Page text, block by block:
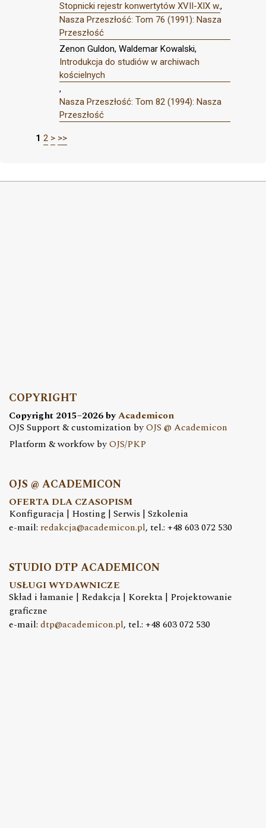
Stopnicki rejestr konwertytów XVII-XIX w.,
Nasza Przeszłość: Tom 76 (1991): Nasza
Przeszłość
Zenon Guldon, Waldemar Kowalski,
Introdukcja do studiów w archiwach
kościelnych
,
Nasza Przeszłość: Tom 82 (1994): Nasza
Przeszłość
1 2 > >>
COPYRIGHT
Copyright 2015–2026 byAcademicon
OJS Support & customization byOJS @ Academicon
Platform & workfow byOJS/PKP
OJS @ ACADEMICON
OFERTA DLA CZASOPISM
Konfiguracja | Hosting | Serwis | Szkolenia
e-mail: redakcja@academicon.pl, tel.: +48 603 072 530
STUDIO DTP ACADEMICON
USŁUGI WYDAWNICZE
Skład i łamanie | Redakcja | Korekta | Projektowanie
graficzne
e-mail: dtp@academicon.pl, tel.: +48 603 072 530